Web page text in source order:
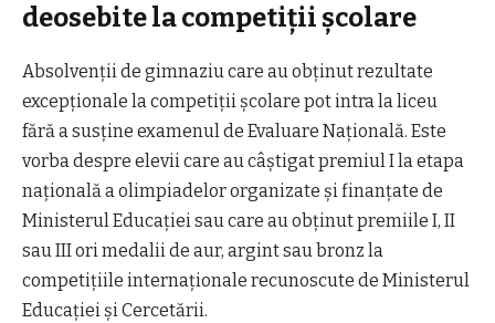
deosebite la competiții școlare
Absolvenții de gimnaziu care au obținut rezultate
excepționale la competiții școlare pot intra la liceu
fără a susține examenul de Evaluare Națională. Este
vorba despre elevii care au câștigat premiul I la etapa
națională a olimpiadelor organizate și finanțate de
Ministerul Educației sau care au obținut premiile I, II
sau III ori medalii de aur, argint sau bronz la
competițiile internaționale recunoscute de Ministerul
Educației și Cercetării.